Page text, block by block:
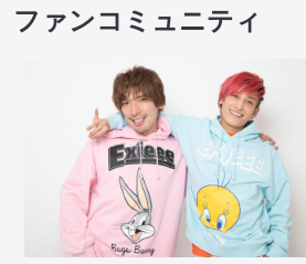
ファンコミュニティ